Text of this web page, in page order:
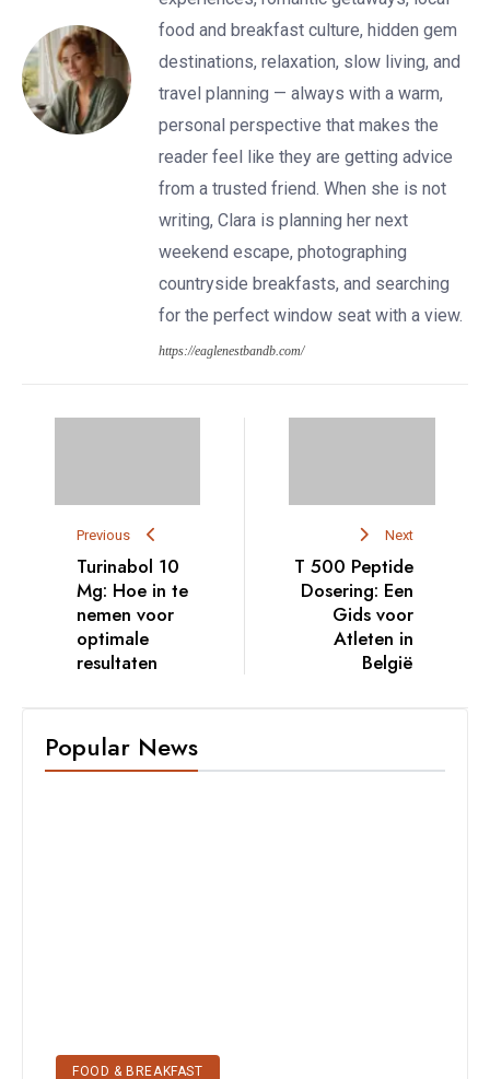
food and breakfast culture, hidden gem
destinations, relaxation, slow living, and
travel planning — always with a warm,
personal perspective that makes the
reader feel like they are getting advice
from a trusted friend. When she is not
writing, Clara is planning her next
weekend escape, photographing
countryside breakfasts, and searching
for the perfect window seat with a view.
https://eaglenestbandb.com/
Previous
Turinabol 10
Mg: Hoe in te
nemen voor
optimale
resultaten
Next
T 500 Peptide
Dosering: Een
Gids voor
Atleten in
België
Popular News
FOOD & BREAKFAST